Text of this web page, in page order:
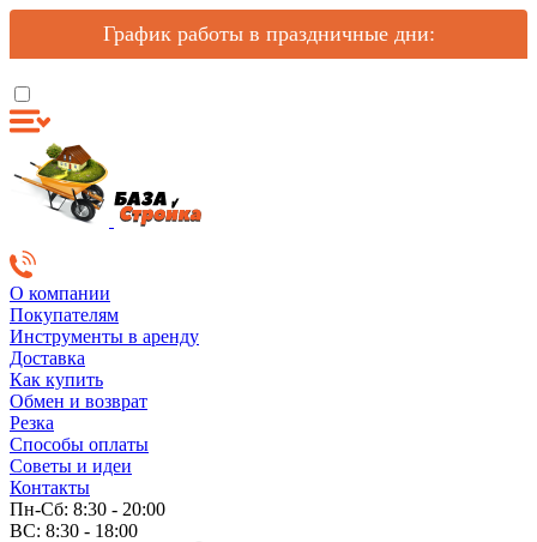
График работы в праздничные дни:
О компании
Покупателям
Инструменты в аренду
Доставка
Как купить
Обмен и возврат
Резка
Способы оплаты
Советы и идеи
Контакты
Пн-Сб: 8:30 - 20:00
ВС: 8:30 - 18:00